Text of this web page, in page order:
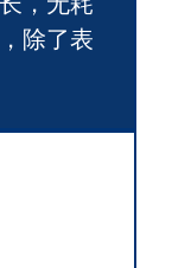
除了表